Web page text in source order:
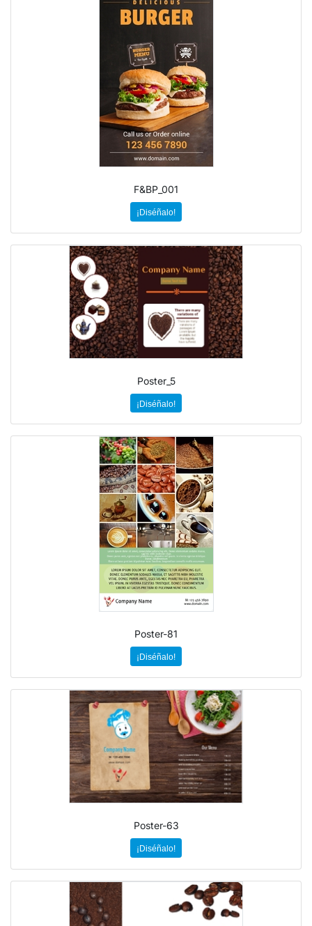
F&BP_001
¡Diséñalo!
Poster_5
¡Diséñalo!
Poster-81
¡Diséñalo!
Poster-63
¡Diséñalo!